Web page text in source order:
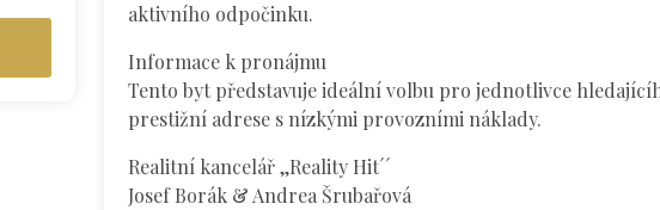
aktivního odpočinku.
Informace k pronájmu
Tento byt představuje ideální volbu pro jednotlivce
prestižní adrese s nízkými provozními náklady.
Realitní kancelář ,,Reality Hit´´
Josef Borák & Andrea Šrubařová